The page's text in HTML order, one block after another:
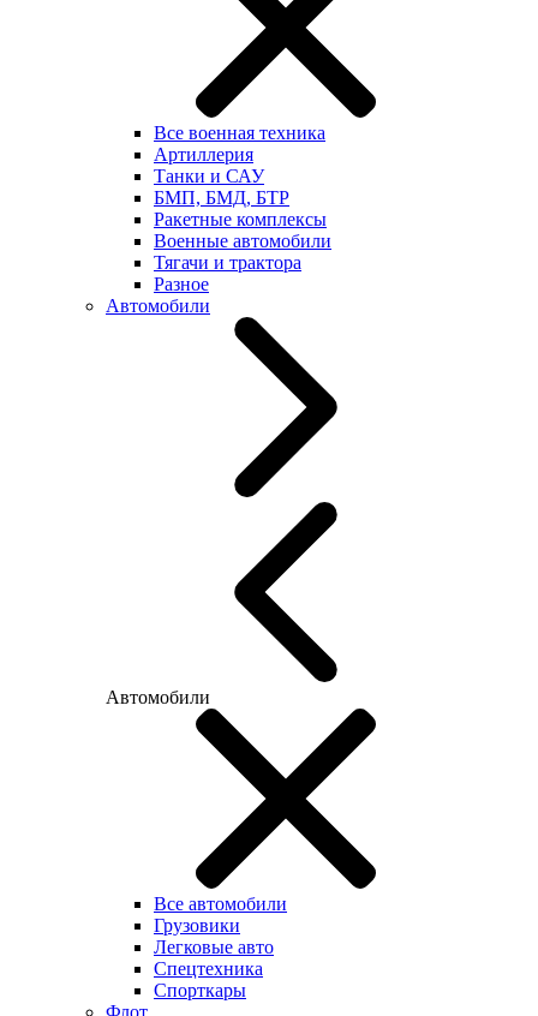
Все военная техника
Артиллерия
Танки и САУ
БМП, БМД, БТР
Ракетные комплексы
Военные автомобили
Тягачи и трактора
Разное
Автомобили
Автомобили
Все автомобили
Грузовики
Легковые авто
Спецтехника
Спорткары
Флот